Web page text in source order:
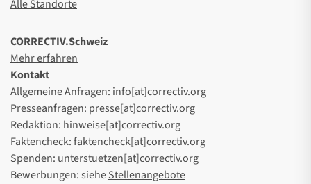
Alle Standorte
CORRECTIV.Schweiz
Mehr erfahren
Kontakt
Allgemeine Anfragen: info[at]correctiv.org
Presseanfragen: presse[at]correctiv.org
Redaktion: hinweise[at]correctiv.org
Faktencheck: faktencheck[at]correctiv.org
Spenden: unterstuetzen[at]correctiv.org
Bewerbungen: sieheStellenangebote